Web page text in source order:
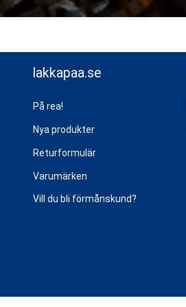
lakkapaa.se
På rea!
Nya produkter
Returformulär
Varumärken
Vill du bli förmånskund?